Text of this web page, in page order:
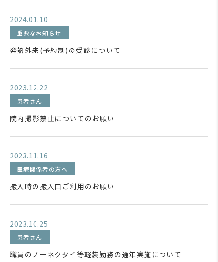
2024.01.10
重要なお知らせ
発熱外来(予約制)の受診について
2023.12.22
患者さん
院内撮影禁止についてのお願い
2023.11.16
医療関係者の方へ
搬入時の搬入口ご利用のお願い
2023.10.25
患者さん
職員のノーネクタイ等軽装勤務の通年実施について